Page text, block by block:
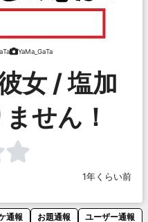
YaMa_GaTa
女 / 塩加
せん！
1年くらい前
通報 お題通報 ユーザー通報